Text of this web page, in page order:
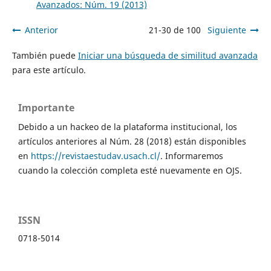
Avanzados: Núm. 19 (2013)
Anterior 21-30 de 100 Siguiente
También puede Iniciar una búsqueda de similitud avanzada
para este artículo.
Importante
Debido a un hackeo de la plataforma institucional, los
artículos anteriores al Núm. 28 (2018) están disponibles
en https://revistaestudav.usach.cl/. Informaremos
cuando la colección completa esté nuevamente en OJS.
ISSN
0718-5014